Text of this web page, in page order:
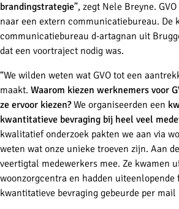
brandingstrategie”, zegt Nele Breyne.
naar een extern communicatiebureau. De
communicatiebureau d-artagnan uit
dat een voortraject nodig was.
“We wilden weten wat GVO tot een
maakt. Waarom kiezen werknemers voor
ze ervoor kiezen?We organiseerden een
kwantitatieve bevraging bij heel veel
kwalitatief onderzoek pakten we aan via
weten wat onze unieke troeven zijn. Aan
veertigtal medewerkers mee. Ze kwamen
woonzorgcentra en hadden uiteenlopende
kwantitatieve bevraging gebeurde per